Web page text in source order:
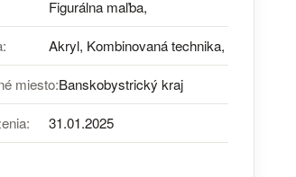
Figurálna maľba,
Akryl, Kombinovaná technika,
miesto:Banskobystrický kraj
31.01.2025